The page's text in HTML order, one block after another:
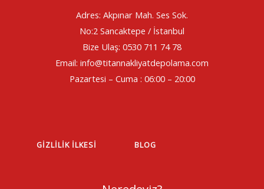
Adres: Akpınar Mah. Ses Sok.
No:2 Sancaktepe / İstanbul
Bize Ulaş: 0530 711 74 78
Email: info@titannakliyatdepolama.com
Pazartesi – Cuma : 06:00 – 20:00
GIZLILIK İLKESI BLOG